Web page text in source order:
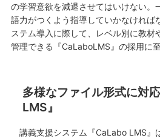
の学習意欲を減退させてはいけない。
語力がつくよう指導していかなければ
ステム導入に際して、レベル別に教材
管理できる『CaLaboLMS』の採用に至
多様なファイル形式に対
LMS』
講義支援システム『CaLabo LMS』